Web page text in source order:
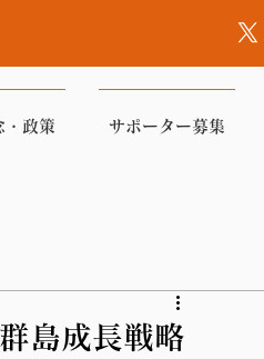
・政策 サポーター募集
島成長戦略